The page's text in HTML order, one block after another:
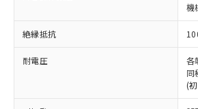
機
絶縁抵抗
耐電圧
各
同
(
ことをご了承ください。
在庫状況および標準価格
記載している更新日時点
タに基づき作成されるも
覧された時点での実際の
準価格とは異なる場合が
いたものが、含有品と判明し
むを得ず変更することがありま
鉛(Pb) 1000ppm以下、 水銀(Hg)
六価クロム(Cr(Ⅵ)) 1000ppm以下、ポリ
類(PBB) 1000ppm以下、ポリ臭化ジフェ
(PBDE) 1000ppm以下、フタル酸ビス
基準値を超えていることを示し
「－」：未確認です。当社販
い合わせください。
*中国RoHS10物質の基準値 (GB/
Pb(鉛) :1000ppm、 Hg(水銀) :
Cr(Ⅵ)(六価クロム) : 1000ppm、 PBBs(
当社は、これら貴社製品
為替および外国貿易法に
（以下｢規制貨物等」と
国政府の輸出許可(または
可)を取得するなどの必要